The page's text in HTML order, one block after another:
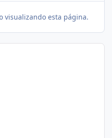
visualizando esta página.